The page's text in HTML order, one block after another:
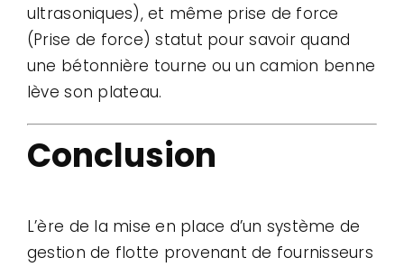
ultrasoniques), et même prise de force
(Prise de force) statut pour savoir quand
une bétonnière tourne ou un camion benne
lève son plateau.
Conclusion
L’ère de la mise en place d’un système de
gestion de flotte provenant de fournisseurs